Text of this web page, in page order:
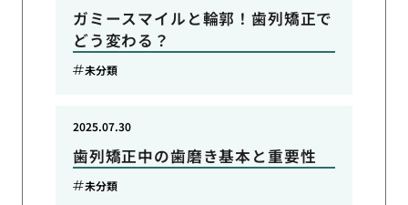
ガミースマイルと輪郭！歯列矯正で
どう変わる？
未分類
歯列矯正中の歯磨き基本と重要性
2025.07.30
未分類